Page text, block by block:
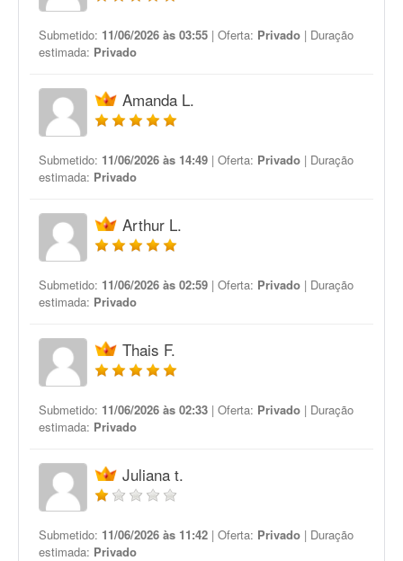
Submetido: 11/06/2026 às 03:55 | Oferta: Privado | Duração
estimada: Privado
Amanda L.
Submetido: 11/06/2026 às 14:49 | Oferta: Privado | Duração
estimada: Privado
Arthur L.
Submetido: 11/06/2026 às 02:59 | Oferta: Privado | Duração
estimada: Privado
Thais F.
Submetido: 11/06/2026 às 02:33 | Oferta: Privado | Duração
estimada: Privado
Juliana t.
Submetido: 11/06/2026 às 11:42 | Oferta: Privado | Duração
estimada: Privado